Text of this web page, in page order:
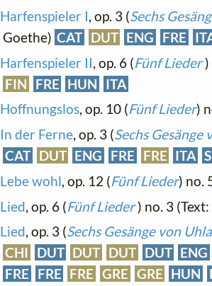
Harfenspieler I, op. 3 (Sechs
Goethe) CAT DUT ENG FRE
Harfenspieler II, op. 6 (Fünf Lieder)
FIN
FRE HUN
ITA
Hoffnungslos, op. 10 (Fünf Lieder)
In der Ferne, op. 3 (Sechs
CAT DUT ENG FRE FRE ITA
Lebe wohl, op. 12 (Fünf Lieder) no.
Lied, op. 6 (Fünf Lieder) no. 3
Lied, op. 3 (Sechs Gesänge von
CHI
DUT DUT DUT DUT ENG
FRE
FRE FRE GRE GRE HUN